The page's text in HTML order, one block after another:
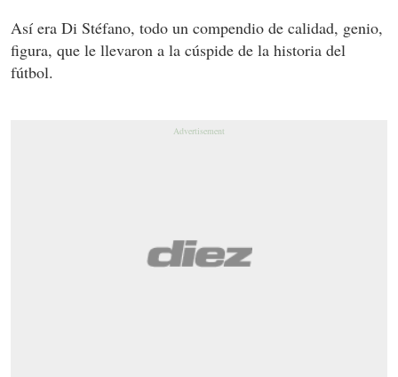
Así era Di Stéfano, todo un compendio de calidad, genio,
figura, que le llevaron a la cúspide de la historia del
fútbol.